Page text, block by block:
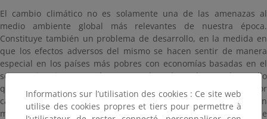
El cambio climático no es solamente una de las amenazas al
medio ambiente global más relevantes de nuestra época.
Constituye también un problema de desarrollo, en la medida en
que los efectos adversos del mismo se hacen sentir de manera
especial en los países más pobres con economías basadas en el
sector primario. Con carácter general son los países en desarrollo
quienes cuentan con una población más vulnerable y menor
capacidad de adaptación y, en consecuencia, quienes sufrirán en
mayor medida las consecuencias del cambio climático a pesar de
Informations sur l’utilisation des cookies : Ce site web
utilise des cookies propres et tiers pour permettre à